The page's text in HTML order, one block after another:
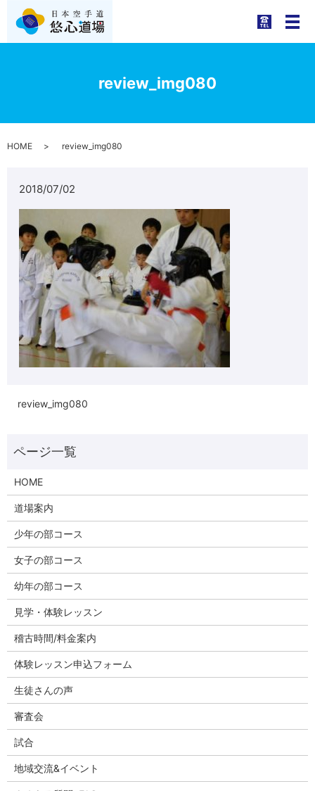
メ
review_img080
HOME review_img080
2018/07/02
review_img080
HOME
道場案内
少年の部コース
女子の部コース
幼年の部コース
見学・体験レッスン
稽古時間/料金案内
体験レッスン申込フォーム
生徒さんの声
審査会
試合
地域交流&イベント